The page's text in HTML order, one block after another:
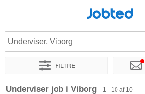
Jobted
Underviser, Viborg
Filtre
Sorter efter Præcist sted Virksomhed
Underviser job i Viborg 1 - 10 af 10